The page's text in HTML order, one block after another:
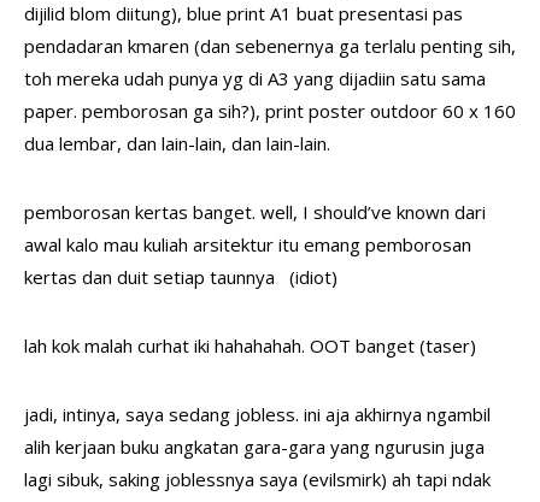
dijilid blom diitung), blue print A1 buat presentasi pas
pendadaran kmaren (dan sebenernya ga terlalu penting sih,
toh mereka udah punya yg di A3 yang dijadiin satu sama
paper. pemborosan ga sih?), print poster outdoor 60 x 160
dua lembar, dan lain-lain, dan lain-lain.
pemborosan kertas banget. well, I should’ve known dari
awal kalo mau kuliah arsitektur itu emang pemborosan
kertas dan duit setiap taunnya (idiot)
lah kok malah curhat iki hahahahah. OOT banget (taser)
jadi, intinya, saya sedang jobless. ini aja akhirnya ngambil
alih kerjaan buku angkatan gara-gara yang ngurusin juga
lagi sibuk, saking joblessnya saya (evilsmirk) ah tapi ndak